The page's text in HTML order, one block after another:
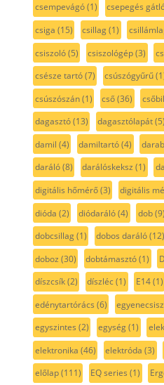
csempevágó(1) csepegés
csiga (15) csillag(1)
csiszoló(5) csiszológép(3)
csésze tartó(7) csúszógyűrű
csúszószán(1) cső(36)
dagasztó(13) dagasztólapát(5)
damil (4) damiltartó(4)
daráló(8) darálóskeksz (1)
digitális hőmérő(3) digitális
dióda (2) diódaráló(4) dob(9)
dobcsillag(1) dobos daráló(12)
doboz (30) dobtámasztó(1)
díszcsík(2) díszléc(1) E14(1)
edénytartórács (6)
egyszintes (2) egység(1)
elektronika (46) elektróda (3)
előlap(111) EQ series (1)